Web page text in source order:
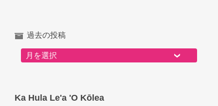
過去の投稿
過去の投稿
Ka Hula Le'a 'O Kōlea